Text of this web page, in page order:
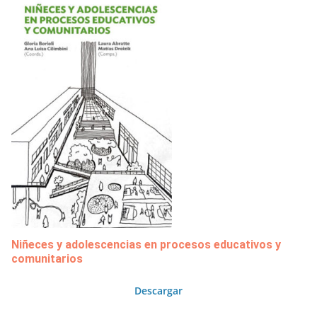
Niñeces y adolescencias en procesos educativos y
comunitarios
Descargar